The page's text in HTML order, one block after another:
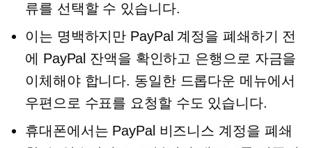
류를 선택할 수 있습니다.
이는 명백하지만 PayPal 계정을 폐쇄하기 전
에 PayPal 잔액을 확인하고 은행으로 자금을
이체해야 합니다. 동일한 드롭다운 메뉴에서
우편으로 수표를 요청할 수도 있습니다.
휴대폰에서는 PayPal 비즈니스 계정을 폐쇄